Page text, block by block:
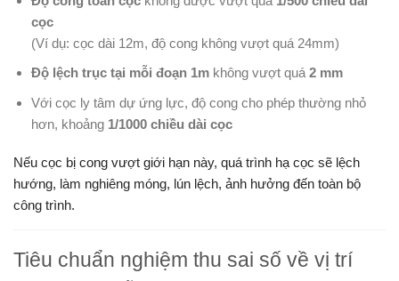
cọc
(Ví dụ: cọc dài 12m, độ cong không vượt quá 24mm)
Độ lệch trục tại mỗi đoạn 1mkhông vượt quá2 mm
Với cọc ly tâm dự ứng lực, độ cong cho phép thường nhỏ
hơn, khoảng 1/1000 chiều dài cọc
Nếu cọc bị cong vượt giới hạn này, quá trình hạ cọc sẽ lệch
hướng, làm nghiêng móng, lún lệch, ảnh hưởng đến toàn bộ
công trình.
Tiêu chuẩn nghiệm thu sai số về vị trí